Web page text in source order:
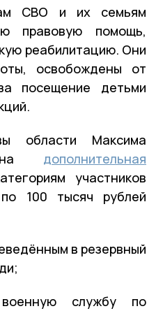
СВО и их семьям
правовую помощь,
реабилитацию. Они
освобождены от
посещение детьми
области Максима
дополнительная
участников
100 тысяч рублей
в резервный
службу по